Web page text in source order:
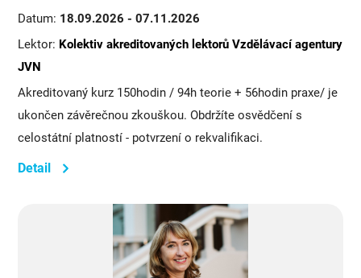
Datum: 18.09.2026 - 07.11.2026
Lektor: Kolektiv akreditovaných lektorů Vzdělávací agentury
JVN
Akreditovaný kurz 150hodin / 94h teorie + 56hodin praxe/ je
ukončen závěrečnou zkouškou. Obdržíte osvědčení s
celostátní platností - potvrzení o rekvalifikaci.
Detail